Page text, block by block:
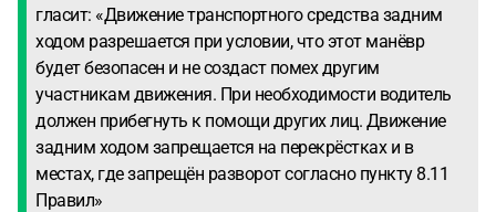
гласит: «Движение транспортного средства задним
ходом разрешается при условии, что этот манёвр
будет безопасен и не создаст помех другим
участникам движения. При необходимости водитель
должен прибегнуть к помощи других лиц. Движение
задним ходом запрещается на перекрёстках и в
местах, где запрещён разворот согласно пункту 8.11
Правил»